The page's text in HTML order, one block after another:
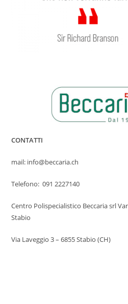
CONTATTI
mail: info@beccaria.ch
Telefono: 091 2227140
Centro Polispecialistico Beccaria srl
Stabio
Via Laveggio 3 – 6855 Stabio (CH)